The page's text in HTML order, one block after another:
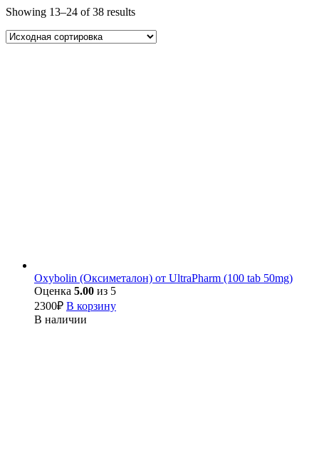
Showing 13–24 of 38 results
Oxybolin (Оксиметалон) от UltraPharm (100 tab 50mg)
Оценка 5.00 из 5
2300₽ В корзину
В наличии